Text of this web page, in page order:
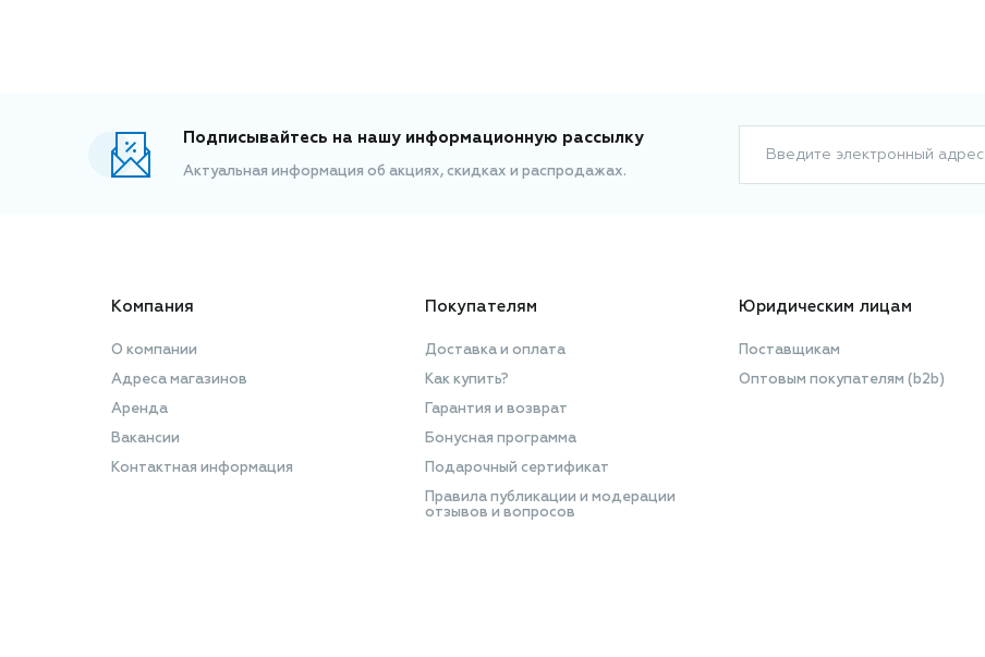
первозданный вид. Сменный блок
Подписывайтесь на нашу информационную рассылку
Актуальная информация об акциях, скидках и распродажах.
Введите электронный адрес
Компания
О компании
Адреса магазинов
Аренда
Вакансии
Контактная информация
Покупателям
Доставка и оплата
Как купить?
Гарантия и возврат
Бонусная программа
Подарочный сертификат
Правила публикации и модерации
отзывов и вопросов
Юридическим лицам
Поставщикам
Оптовым покупателям (b2b)